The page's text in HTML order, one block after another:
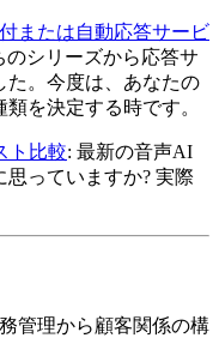
または自動応答サービ
のシリーズから応答サ
た。今度は、あなたの
を決定する時です。
ト比較: 最新の音声AI
っていますか? 実際
管理から顧客関係の構